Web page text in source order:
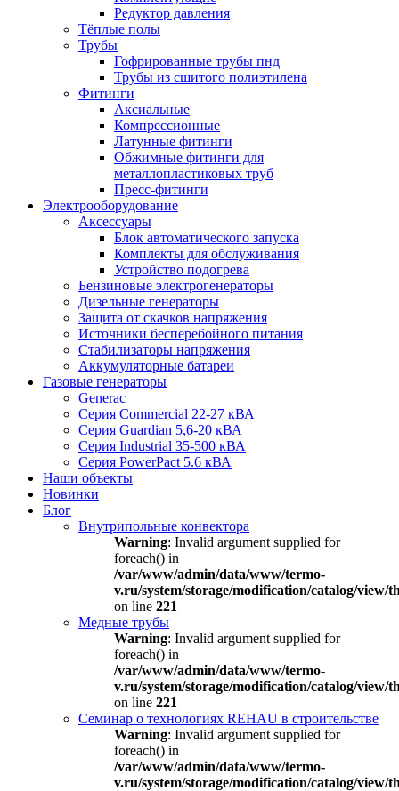
Редуктор давления
Тёплые полы
Трубы
Гофрированные трубы пнд
Трубы из сшитого полиэтилена
Фитинги
Аксиальные
Компрессионные
Латунные фитинги
Обжимные фитинги для
металлопластиковых труб
Пресс-фитинги
Электрооборудование
Аксессуары
Блок автоматического запуска
Комплекты для обслуживания
Устройство подогрева
Бензиновые электрогенераторы
Дизельные генераторы
Защита от скачков напряжения
Источники бесперебойного питания
Стабилизаторы напряжения
Аккумуляторные батареи
Газовые генераторы
Generac
Серия Commercial 22-27 кВА
Серия Guardian 5,6-20 кВА
Серия Industrial 35-500 кВА
Серия PowerPact 5.6 кВА
Наши объекты
Новинки
Блог
Внутрипольные конвектора
Warning: Invalid argument supplied for
foreach() in
/var/www/admin/data/www/termo-
v.ru/system/storage/modification/catalog/view/
on line 221
Медные трубы
Warning: Invalid argument supplied for
foreach() in
/var/www/admin/data/www/termo-
v.ru/system/storage/modification/catalog/view/
on line 221
Семинар о технологиях REHAU в строительстве
Warning: Invalid argument supplied for
foreach() in
/var/www/admin/data/www/termo-
v.ru/system/storage/modification/catalog/view/